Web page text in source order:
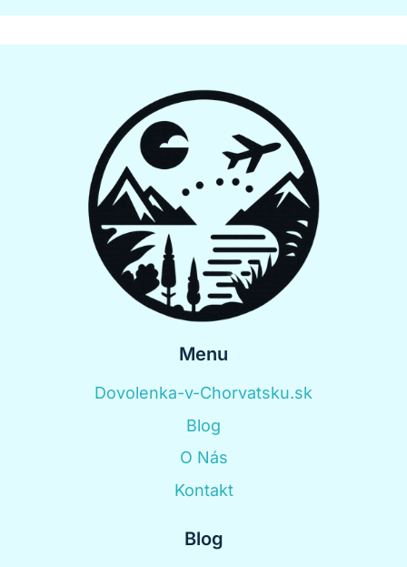
Menu
Dovolenka-v-Chorvatsku.sk
Blog
O Nás
Kontakt
Blog